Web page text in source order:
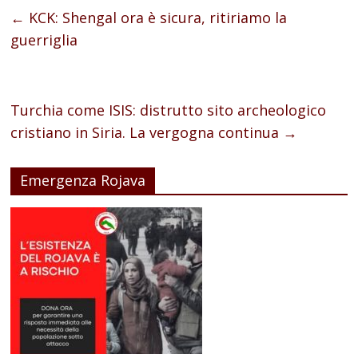
← KCK: Shengal ora è sicura, ritiriamo la
guerriglia
Turchia come ISIS: distrutto sito archeologico
cristiano in Siria. La vergogna continua →
Emergenza Rojava